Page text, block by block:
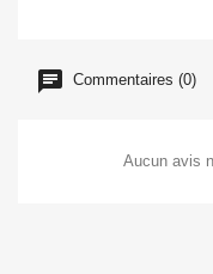
Commentaires (0)
Aucun avis